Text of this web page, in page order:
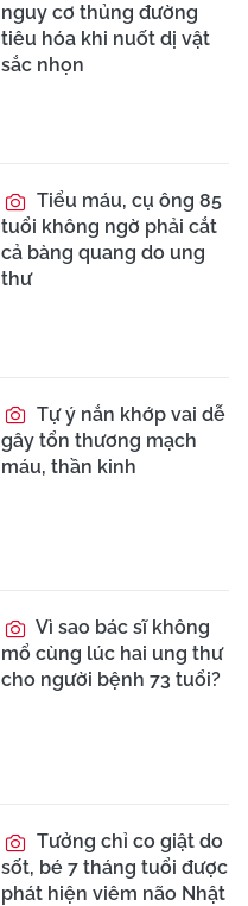
nguy cơ thủng đường
tiêu hóa khi nuốt dị vật
sắc nhọn
Tiểu máu, cụ ông 85
tuổi không ngờ phải cắt
cả bàng quang do ung
thư
Tự ý nắn khớp vai dễ
gây tổn thương mạch
máu, thần kinh
Vì sao bác sĩ không
mổ cùng lúc hai ung thư
cho người bệnh 73 tuổi?
Tưởng chỉ co giật do
sốt, bé 7 tháng tuổi được
phát hiện viêm não Nhật